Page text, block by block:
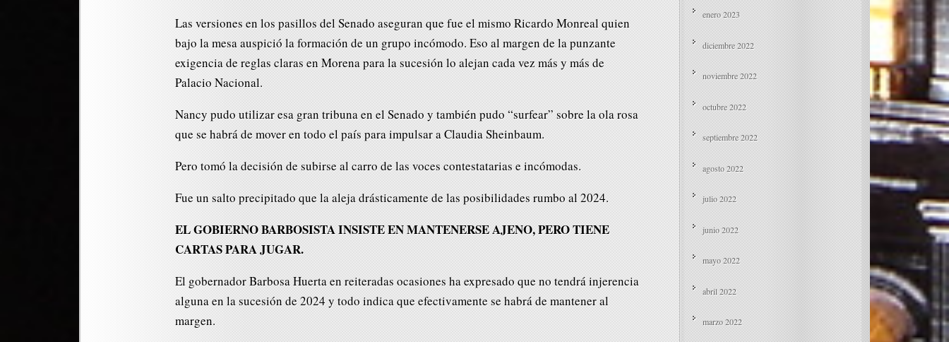
Las versiones en los pasillos del Senado aseguran que fue el mismo Ricardo Monreal quien
bajo la mesa auspició la formación de un grupo incómodo. Eso al margen de la punzante
exigencia de reglas claras en Morena para la sucesión lo alejan cada vez más y más de
Palacio Nacional.
Nancy pudo utilizar esa gran tribuna en el Senado y también pudo “surfear” sobre la ola rosa
que se habrá de mover en todo el país para impulsar a Claudia Sheinbaum.
Pero tomó la decisión de subirse al carro de las voces contestatarias e incómodas.
Fue un salto precipitado que la aleja drásticamente de las posibilidades rumbo al 2024.
EL GOBIERNO BARBOSISTA INSISTE EN MANTENERSE AJENO, PERO TIENE
CARTAS PARA JUGAR.
El gobernador Barbosa Huerta en reiteradas ocasiones ha expresado que no tendrá injerencia
alguna en la sucesión de 2024 y todo indica que efectivamente se habrá de mantener al
margen.
enero 2023
diciembre 2022
noviembre 2022
octubre 2022
septiembre 2022
agosto 2022
julio 2022
junio 2022
mayo 2022
abril 2022
marzo 2022